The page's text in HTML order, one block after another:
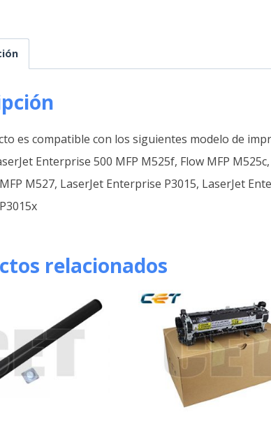
es compatible con los siguientes modelo de
Enterprise 500 MFP M525f, Flow MFP
M527, LaserJet Enterprise P3015, LaserJet
relacionados